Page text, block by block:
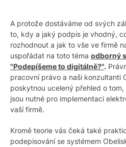
A protože dostáváme od svých
to, kdy a jaký podpis je vhodný,
rozhodnout a jak to vše ve firmě
uspořádat na toto téma odborný
"Podepíšeme to digitálně?".
pracovní právo a naši konzultanti
poskytnou ucelený přehled o
jsou nutné pro implementaci
vaší firmě.
Kromě teorie vás čeká také
podepisování se systémem